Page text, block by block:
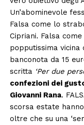
Un’abominevole
Falsa come lo
Cipriani. Falsa
popputissima vicina
banconota da 15
scritta ‘Per due
confezioni dei
Giovanni Rana.
scorsa estate
oltre che su una